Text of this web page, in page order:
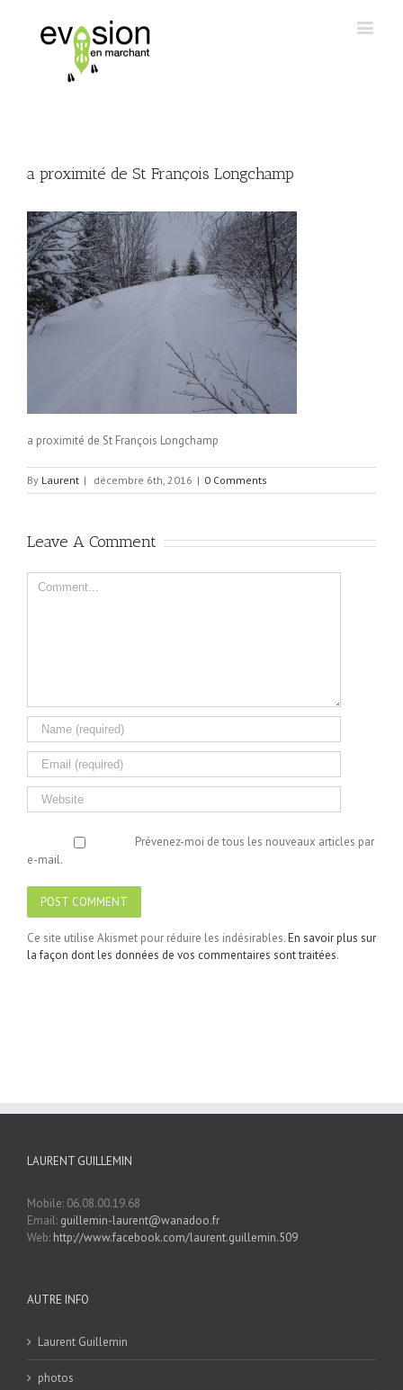
a proximité de St François Longchamp
a proximité de St François Longchamp
By Laurent | décembre 6th, 2016 | 0 Comments
Leave A Comment
Comment
Prévenez-moi de tous les nouveaux articles par
e-mail.
Ce site utilise Akismet pour réduire les indésirables.En savoir plus sur
la façon dont les données de vos commentaires sont traitées.
LAURENT GUILLEMIN
Mobile: 06.08.00.19.68
Email: guillemin-laurent@wanadoo.fr
Web: http://www.facebook.com/laurent.guillemin.509
AUTRE INFO
Laurent Guillemin
photos